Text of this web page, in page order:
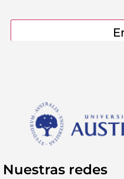
Nuestras redes